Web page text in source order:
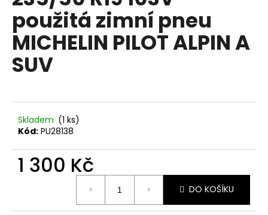
5
hvězdiček.
použitá zimní pneu
MICHELIN PILOT ALPIN A
SUV
Skladem (1 ks)
Kód: PU28138
1 300 Kč
DO KOŠÍKU
a
j
í
t
?